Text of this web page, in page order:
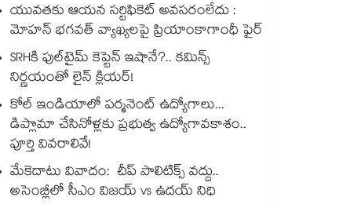
యువతకు ఆయన సర్టిఫికెట్ అవసరంలేదు :
మోహన్ భగవత్ వ్యాఖ్యలపై ప్రియాంకాగాంధీ ఫైర్
SRHకి ఫుల్‌టైమ్ కెప్టెన్ ఇషానే?.. కమిన్స్
నిర్ణయంతో లైన్ క్లియర్!
కోల్ ఇండియాలో పర్మనెంట్ ఉద్యోగాలు...
డిప్లొమా చేసినోళ్లకు ప్రభుత్వ ఉద్యోగావకాశం..
పూర్తి వివరాలివే!
మేకెదాటు వివాదం: చీప్ పాలిటిక్స్ వద్దు..
అసెంబ్లీలో సీఎం విజయ్ vs ఉదయ్ నిధి